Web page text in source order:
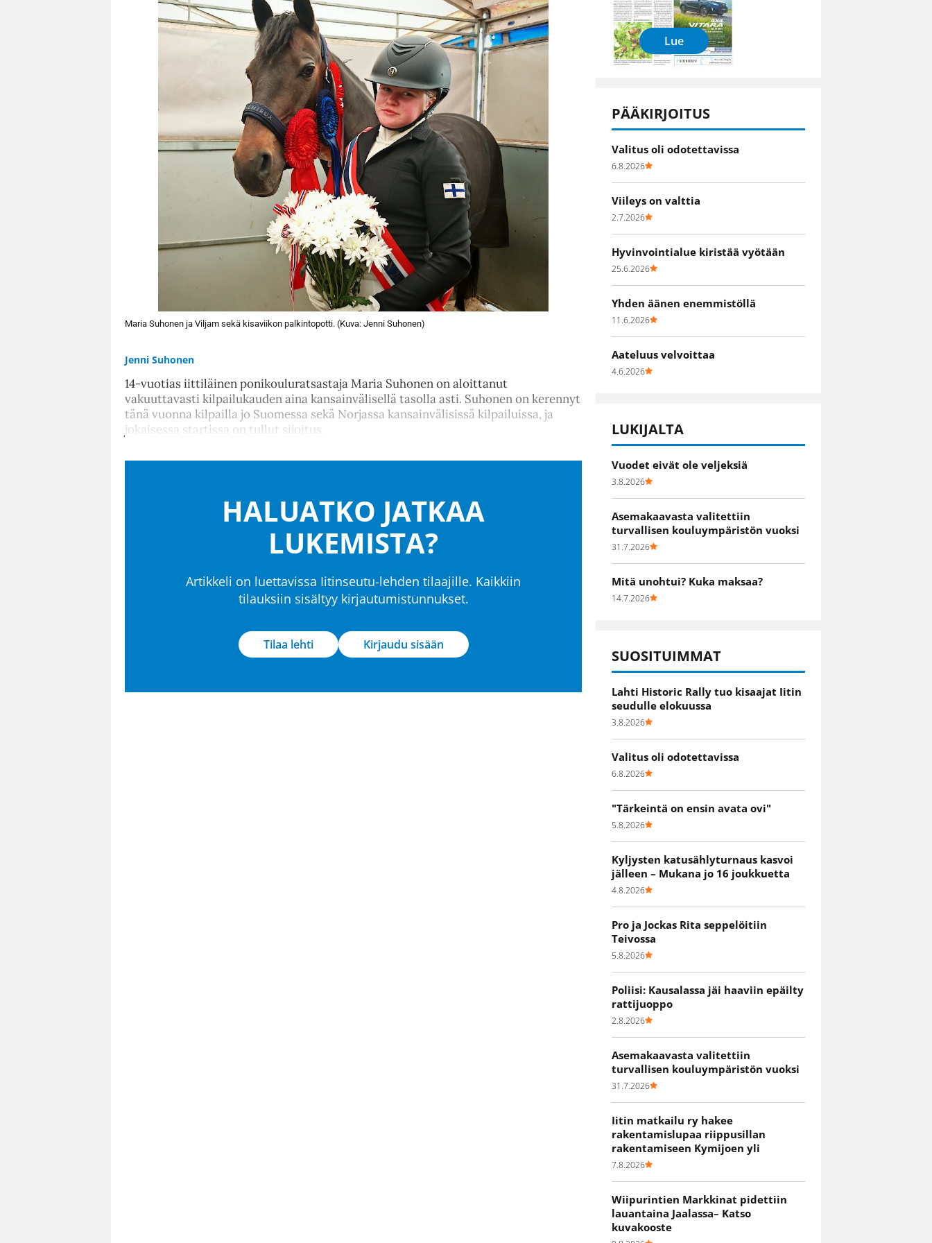
Maria Suhonen ja Viljam sekä kisaviikon palkintopotti. (Kuva: Jenni Suhonen)
Jenni Suhonen
14-vuotias iittiläinen ponikouluratsastaja Maria Suhonen on aloittanut
vakuuttavasti kilpailukauden aina kansainvälisellä tasolla asti. Suhonen on kerennyt
tänä vuonna kilpailla jo Suomessa sekä Norjassa kansainvälisissä kilpailuissa, ja
jokaisessa startissa on tullut sijoitus.
HALUATKO JATKAA
LUKEMISTA?
Artikkeli on luettavissa Iitinseutu-lehden tilaajille. Kaikkiin
tilauksiin sisältyy kirjautumistunnukset.
Tilaa lehti Kirjaudu sisään
Lue
PÄÄKIRJOITUS
Valitus oli odotettavissa
6.8.2026
Viileys on valttia
2.7.2026
Hyvinvointialue kiristää vyötään
25.6.2026
Yhden äänen enemmistöllä
11.6.2026
Aateluus velvoittaa
4.6.2026
LUKIJALTA
Vuodet eivät ole veljeksiä
3.8.2026
Asemakaavasta valitettiin
turvallisen kouluympäristön vuoksi
31.7.2026
Mitä unohtui? Kuka maksaa?
14.7.2026
SUOSITUIMMAT
Lahti Historic Rally tuo kisaajat Iitin
seudulle elokuussa
3.8.2026
Valitus oli odotettavissa
6.8.2026
"Tärkeintä on ensin avata ovi"
5.8.2026
Kyljysten katusählyturnaus kasvoi
jälleen – Mukana jo 16 joukkuetta
4.8.2026
Pro ja Jockas Rita seppelöitiin
Teivossa
5.8.2026
Poliisi: Kausalassa jäi haaviin epäilty
rattijuoppo
2.8.2026
Asemakaavasta valitettiin
turvallisen kouluympäristön vuoksi
31.7.2026
Iitin matkailu ry hakee
rakentamislupaa riippusillan
rakentamiseen Kymijoen yli
7.8.2026
Wiipurintien Markkinat pidettiin
lauantaina Jaalassa– Katso
kuvakooste